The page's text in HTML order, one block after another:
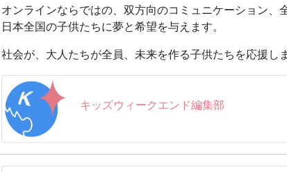
生きものの絶滅を食い止めるために、私たちができるこ
【講師プロフィール】
大渕 希郷（おおぶち まさと）先生：どうぶつ科学コミュ
1982年神戸市生まれ。京都大学大学院・動物学教室を
科学未来館・科学コミュニケーター、京都大学野生動物
ーター”として活動中。夢は、今までにない科学的な動
「もしも？の図鑑 絶滅危惧種 救出裁判ファイル」（実
どもこなしている。
☆大渕 希郷ホームページ：http://m-ohbuchi.com/
オンラインならではの、双方向のコミュニケーション
日本全国の子供たちに夢と希望を与えます。
社会が、大人たちが全員、未来を作る子供たちを応援し
キッズウィークエンド編集部